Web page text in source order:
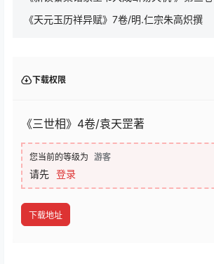
《天元玉历祥异赋》7卷/明.仁宗朱高炽撰
下载权限
《三世相》4卷/袁天罡著
您当前的等级为 游客
请先 登录
下载地址